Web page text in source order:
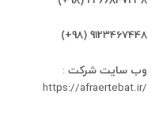
9123467448 (98+)
وب سایت شرکت :
/https://afraertebat.ir